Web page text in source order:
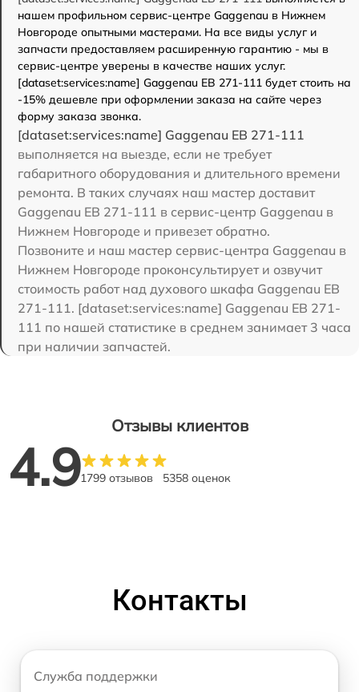
нашем профильном сервис-центре Gaggenau в Нижнем
Новгороде опытными мастерами. На все виды услуг и
запчасти предоставляем расширенную гарантию - мы в
сервис-центре уверены в качестве наших услуг.
[dataset:services:name] Gaggenau EB 271-111 будет стоить на
-15% дешевле при оформлении заказа на сайте через
форму заказа звонка.
[dataset:services:name] Gaggenau EB 271-111
выполняется на выезде, если не требует
габаритного оборудования и длительного времени
ремонта. В таких случаях наш мастер доставит
Gaggenau EB 271-111 в сервис-центр Gaggenau в
Нижнем Новгороде и привезет обратно.
Позвоните и наш мастер сервис-центра Gaggenau в
Нижнем Новгороде проконсультирует и озвучит
стоимость работ над духового шкафа Gaggenau EB
271-111. [dataset:services:name] Gaggenau EB 271-
111 по нашей статистике в среднем занимает 3 часа
при наличии запчастей.
Отзывы клиентов
4.91799 отзывов 5358 оценок
Контакты
Служба поддержки